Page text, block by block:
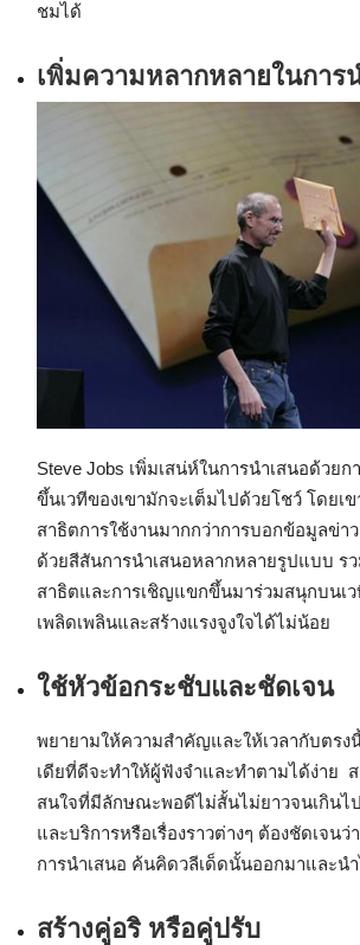
ชมได้
เพิ่มความหลากหลายในการ
Steve Jobs เพิ่มเสน่ห์ในการนำเสนอด้วย
ขึ้นเวทีของเขามักจะเต็มไปด้วยโชว์ โดยเข
สาธิตการใช้งานมากกว่าการบอกข้อมูลข่า
ด้วยสีสันการนำเสนอหลากหลายรูปแบบ ร
สาธิตและการเชิญแขกขึ้นมาร่วมสนุกบนเ
เพลิดเพลินและสร้างแรงจูงใจได้ไม่น้อย
ใช้หัวข้อกระชับและชัดเจน
พยายามให้ความสำคัญและให้เวลากับตรง
เดียที่ดีจะทำให้ผู้ฟังจำและทำตามได้ง่าย ส
สนใจที่มีลักษณะพอดีไม่สั้นไม่ยาวจนเกินไ
และบริการหรือเรื่องราวต่างๆ ต้องชัดเจนว่
การนำเสนอ ค้นคิดวลีเด็ดนั้นออกมาและน
สร้างคู่อริ หรือคู่ปรับ